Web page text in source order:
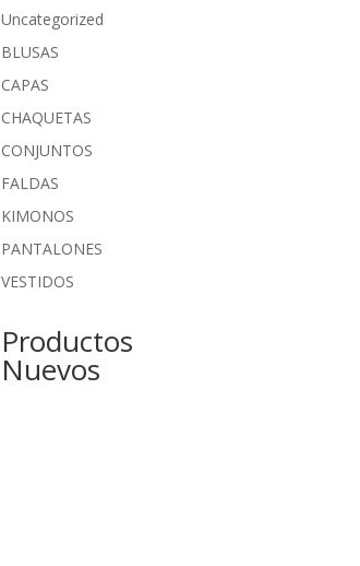
Uncategorized
BLUSAS
CAPAS
CHAQUETAS
CONJUNTOS
FALDAS
KIMONOS
PANTALONES
VESTIDOS
Productos
Nuevos